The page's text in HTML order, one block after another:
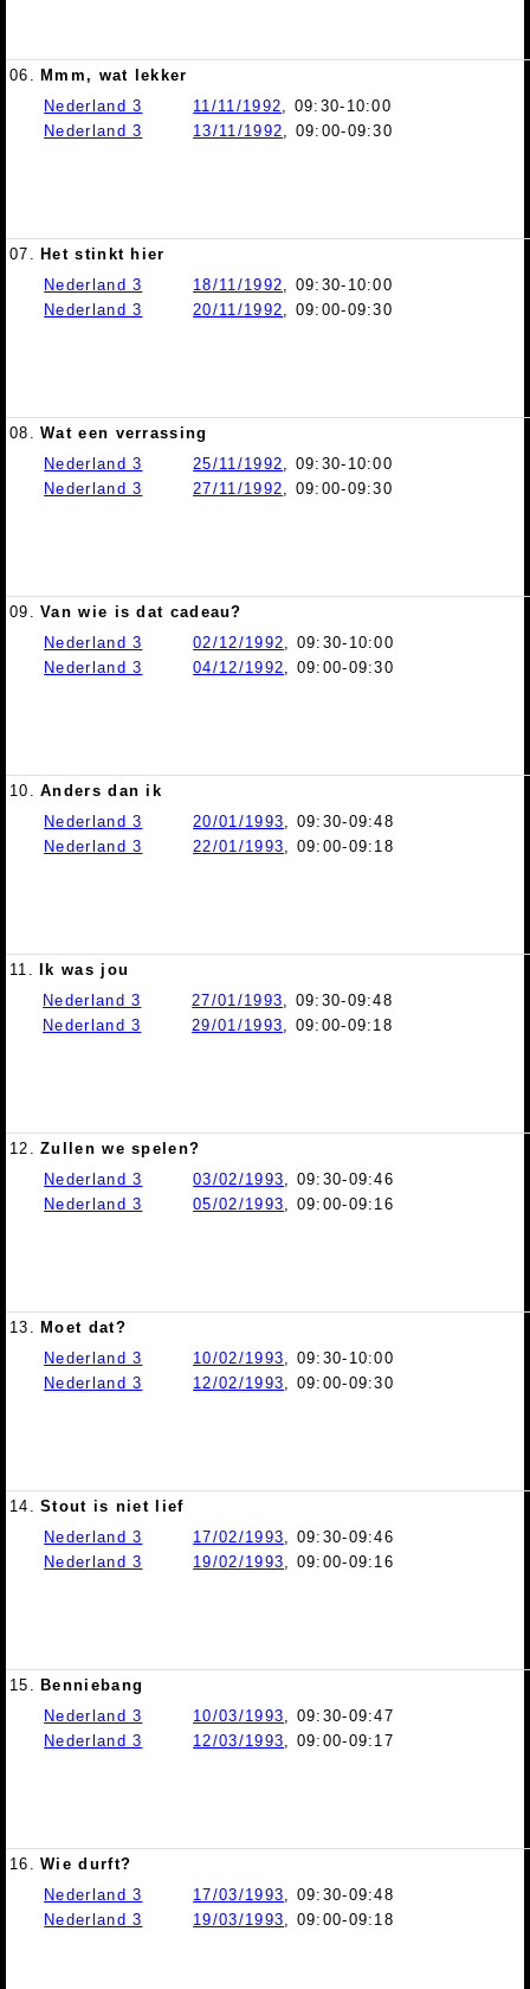
06. Mmm, wat lekker
Nederland 3
11/11/1992, 09:30-10:00
Nederland 3
13/11/1992, 09:00-09:30
07. Het stinkt hier
Nederland 3
18/11/1992, 09:30-10:00
Nederland 3
20/11/1992, 09:00-09:30
08. Wat een verrassing
Nederland 3
25/11/1992, 09:30-10:00
Nederland 3
27/11/1992, 09:00-09:30
09. Van wie is dat cadeau?
Nederland 3
02/12/1992, 09:30-10:00
Nederland 3
04/12/1992, 09:00-09:30
10. Anders dan ik
Nederland 3
20/01/1993, 09:30-09:48
Nederland 3
22/01/1993, 09:00-09:18
11.
Ik was jou
Nederland 3
27/01/1993, 09:30-09:48
Nederland 3
29/01/1993, 09:00-09:18
12. Zullen we spelen?
Nederland 3
03/02/1993, 09:30-09:46
Nederland 3
05/02/1993, 09:00-09:16
13. Moet dat?
Nederland 3
10/02/1993, 09:30-10:00
Nederland 3
12/02/1993, 09:00-09:30
14. Stout is niet lief
Nederland 3
17/02/1993, 09:30-09:46
Nederland 3
19/02/1993, 09:00-09:16
15. Benniebang
Nederland 3
10/03/1993, 09:30-09:47
Nederland 3
12/03/1993, 09:00-09:17
16. Wie durft?
Nederland 3
17/03/1993, 09:30-09:48
Nederland 3
19/03/1993, 09:00-09:18